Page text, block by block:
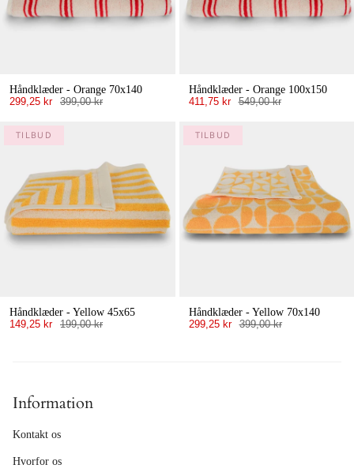
Håndklæder - Orange 70x140
299,25 kr 399,00 kr
Håndklæder - Orange 100x150
411,75 kr 549,00 kr
TILBUD
Håndklæder - Yellow 45x65
149,25 kr 199,00 kr
TILBUD
Håndklæder - Yellow 70x140
299,25 kr 399,00 kr
Information
Kontakt os
Hvorfor os